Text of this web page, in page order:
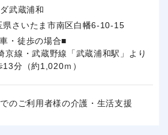
武蔵浦和
県さいたま市南区白幡6-10-15
・徒歩の場合■
京線・武蔵野線「武蔵浦和駅」より
13分（約1,020ｍ）
のご利用者様の介護・生活支援